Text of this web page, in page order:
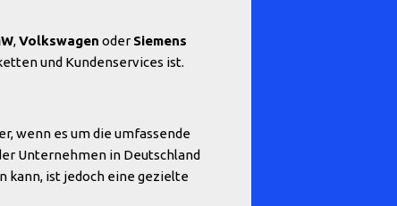
,Volkswagen oder Siemens
und Kundenservices ist.
wenn es um die umfassende
Unternehmen in Deutschland
kann, ist jedoch eine gezielte